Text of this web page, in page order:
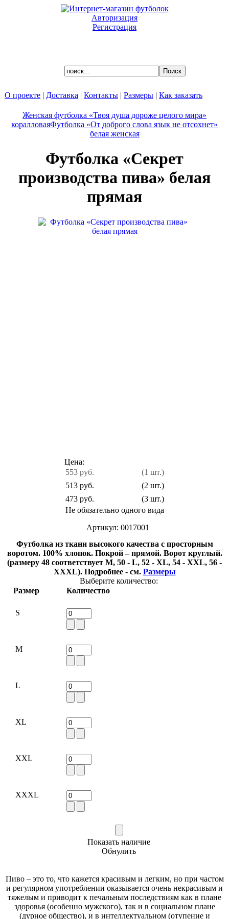
Авторизация
Регистрация
О проекте | Доставка | Контакты | Размеры | Как заказать
Женская футболка «Твоя душа дороже целого мира»
коралловаяФутболка «От доброго слова язык не отсохнет»
белая женская
Футболка «Секрет
производства пива» белая
прямая
Цена:
553 руб.
(1 шт.)
513 руб.
(2 шт.)
473 руб.
(3 шт.)
Не обязательно одного вида
Артикул: 0017001
Футболка из ткани высокого качества с просторным
воротом. 100% хлопок. Покрой – прямой. Ворот круглый.
(размеру 48 соответствует M, 50 - L, 52 - XL, 54 - XXL, 56 -
XXXL). Подробнее - см. Размеры
Выберите количество:
Размер
Количество
S
M
L
XL
XXL
XXXL
Показать наличие
Обнулить
Пиво – это то, что кажется красивым и легким, но при частом
и регулярном употреблении оказывается очень некрасивым и
тяжелым и приводит к печальным последствиям как в плане
здоровья (особенно мужского), так и в социальном плане
(дурное общество), и в интеллектуальном (отупение и